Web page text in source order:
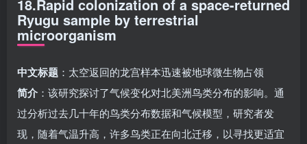
18.Rapid colonization of a space-returned
Ryugu sample by terrestrial
microorganism
中文标题 ：太空返回的龙宫样本迅速被地球微生物占领
简介 ：该研究探讨了气候变化对北美洲鸟类分布的影响。通
过分析过去几十年的鸟类分布数据和气候模型，研究者发
现，随着气温升高，许多鸟类正在向北迁移，以寻找更适宜